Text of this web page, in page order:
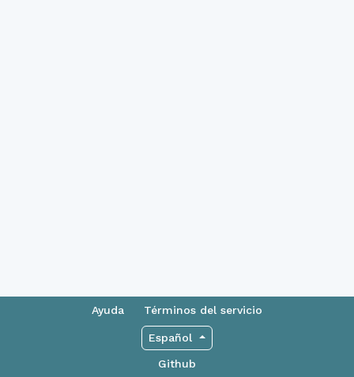
Ayuda Términos del servicio
Español
Github